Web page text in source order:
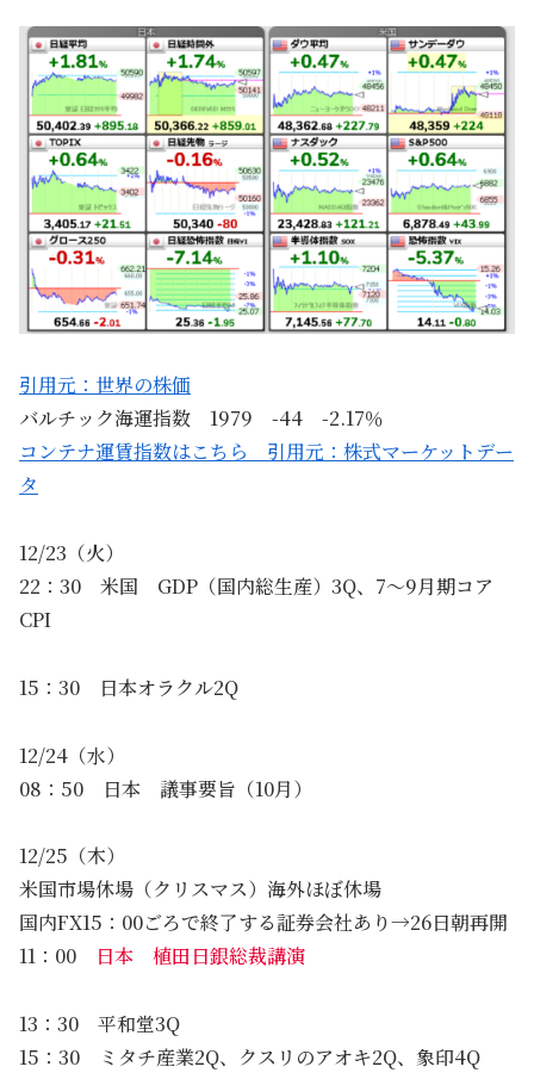
引用元：世界の株価
バルチック海運指数 1979 -44 -2.17％
コンテナ運賃指数はこちら 引用元：株式マーケットデー
タ
12/23（火）
22：30 米国 GDP（国内総生産）3Q、7～9月期コア
CPI
15：30 日本オラクル2Q
12/24（水）
08：50 日本 議事要旨（10月）
12/25（木）
米国市場休場（クリスマス）海外ほぼ休場
国内FX15：00ごろで終了する証券会社あり→26日朝再開
11：00
日本 植田日銀総裁講演
13：30 平和堂3Q
15：30 ミタチ産業2Q、クスリのアオキ2Q、象印4Q